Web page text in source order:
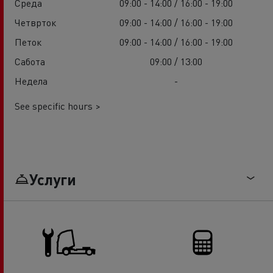
Среда
09:00 - 14:00 / 16:00 - 19:00
Четврток
09:00 - 14:00 / 16:00 - 19:00
Петок
09:00 - 14:00 / 16:00 - 19:00
Сабота
09:00 / 13:00
Недела
-
See specific hours >
Услуги